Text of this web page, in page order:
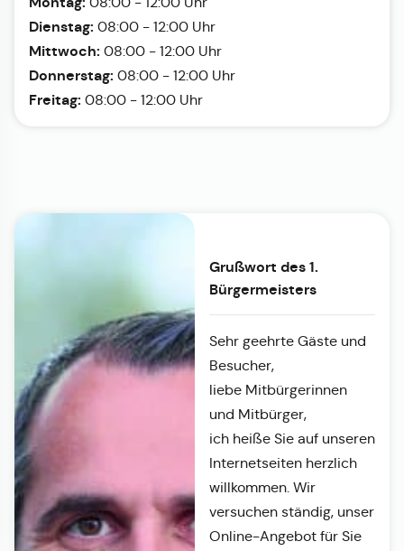
Dienstag: 08:00 - 12:00 Uhr
Mittwoch: 08:00 - 12:00 Uhr
Donnerstag: 08:00 - 12:00 Uhr
Freitag: 08:00 - 12:00 Uhr
Grußwort des 1.
Bürgermeisters
Sehr geehrte Gäste und
Besucher,
liebe Mitbürgerinnen
und Mitbürger,
ich heiße Sie auf unseren
Internetseiten herzlich
willkommen. Wir
versuchen ständig, unser
Online-Angebot für Sie